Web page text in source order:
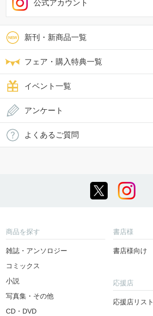
新刊・新商品一覧
フェア・購入特典一覧
イベント一覧
公式アカウント
アンケート
よくあるご質問
商品を探す
雑誌・アンソロジー
コミックス
小説
写真集・その他
CD・DVD
書店様
書店様向け
応援店
応援店リスト